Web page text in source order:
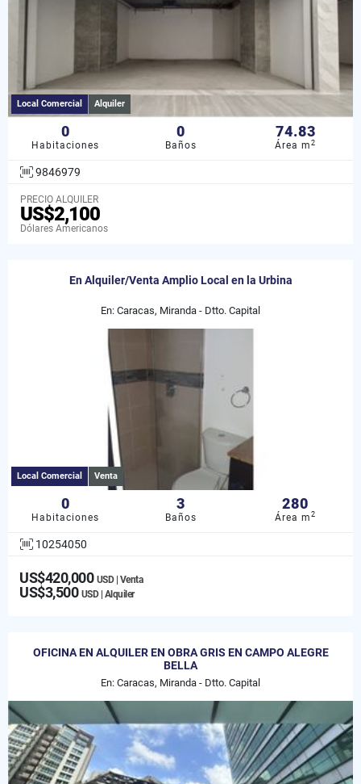
Local Comercial Alquiler
0
Habitaciones
0
Baños
74.83
Área m2
9846979
PRECIO ALQUILER
US$2,100
Dólares Americanos
En Alquiler/Venta Amplio Local en la Urbina
En: Caracas, Miranda - Dtto. Capital
Local Comercial Venta
0
Habitaciones
3
Baños
280
Área m2
10254050
US$420,000 USD | Venta
US$3,500 USD | Alquiler
OFICINA EN ALQUILER EN OBRA GRIS EN CAMPO ALEGRE
BELLA
En: Caracas, Miranda - Dtto. Capital